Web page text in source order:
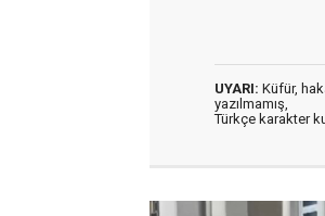
UYARI: Küfür,
yazılmamış,
Türkçe karakter